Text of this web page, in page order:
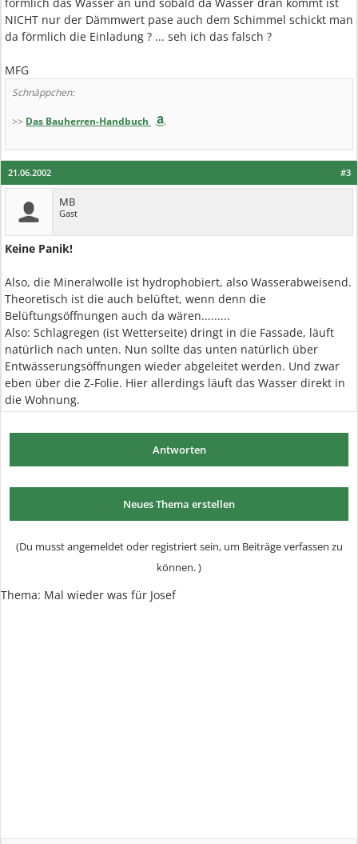
NICHT nur der Dämmwert pase auch dem Schimmel schickt man
da förmlich die Einladung ? ... seh ich das falsch ?
MFG
Schnäppchen:
>> Das Bauherren-Handbuch
#3
21.06.2002
MB
Gast
Keine Panik!
Also, die Mineralwolle ist hydrophobiert, also Wasserabweisend.
Theoretisch ist die auch belüftet, wenn denn die
Belüftungsöffnungen auch da wären.........
Also: Schlagregen (ist Wetterseite) dringt in die Fassade, läuft
natürlich nach unten. Nun sollte das unten natürlich über
Entwässerungsöffnungen wieder abgeleitet werden. Und zwar
eben über die Z-Folie. Hier allerdings läuft das Wasser direkt in
die Wohnung.
Antworten
Neues Thema erstellen
(Du musst angemeldet oder registriert sein, um Beiträge verfassen zu
können. )
Thema: Mal wieder was für Josef